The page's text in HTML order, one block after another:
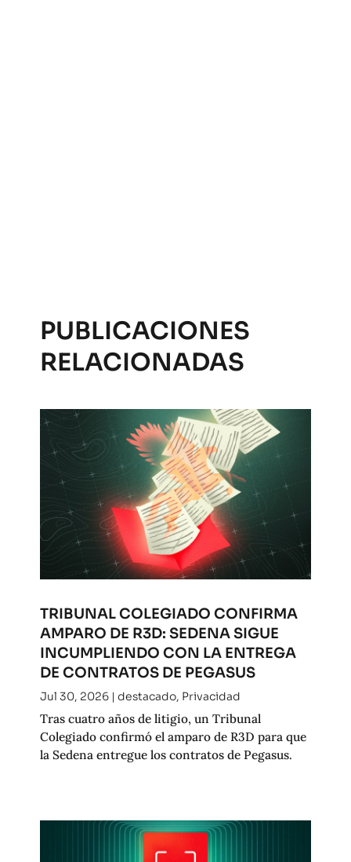
PUBLICACIONES
RELACIONADAS
TRIBUNAL COLEGIADO CONFIRMA
AMPARO DE R3D: SEDENA SIGUE
INCUMPLIENDO CON LA ENTREGA
DE CONTRATOS DE PEGASUS
Jul 30, 2026| destacado, Privacidad
Tras cuatro años de litigio, un Tribunal
Colegiado confirmó el amparo de R3D para que
la Sedena entregue los contratos de Pegasus.